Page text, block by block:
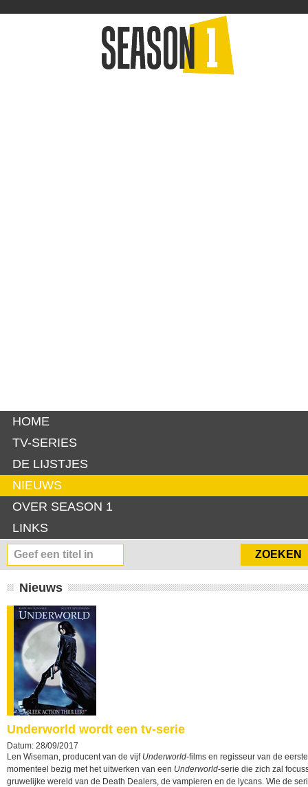
HOME
TV-SERIES
DE LIJSTJES
NIEUWS
OVER SEASON 1
LINKS
Nieuws
Underworld wordt een tv-serie
Datum: 28/09/2017
Len Wiseman, producent van de vijf Underworld-films en regisseur van de
momenteel bezig met het uitwerken van een Underworld-serie die zich zal
gruwelijke wereld van de Death Dealers, de vampieren en de lycans. Wie de